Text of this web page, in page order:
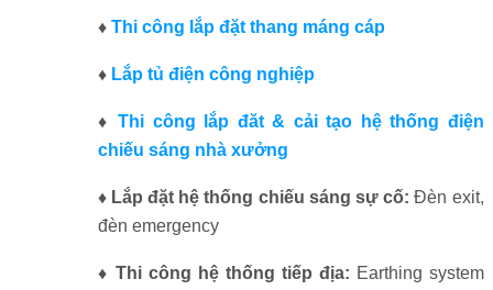
♦ Thi công lắp đặt thang máng cáp
♦ Lắp tủ điện công nghiệp
♦Thi công lắp đăt & cải tạo hệ thống điện
chiếu sáng nhà xưởng
♦ Lắp đặt hệ thống chiếu sáng sự cố: Đèn exit,
đèn emergency
♦ Thi công hệ thống tiếp địa: Earthing system